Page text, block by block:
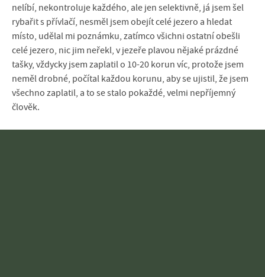
nelíbí, nekontroluje každého, ale jen selektivně, já jsem šel
rybařit s přívlačí, nesměl jsem obejít celé jezero a hledat
místo, udělal mi poznámku, zatímco všichni ostatní obešli
celé jezero, nic jim neřekl, v jezeře plavou nějaké prázdné
tašky, vždycky jsem zaplatil o 10-20 korun víc, protože jsem
neměl drobné, počítal každou korunu, aby se ujistil, že jsem
všechno zaplatil, a to se stalo pokaždé, velmi nepříjemný
člověk.